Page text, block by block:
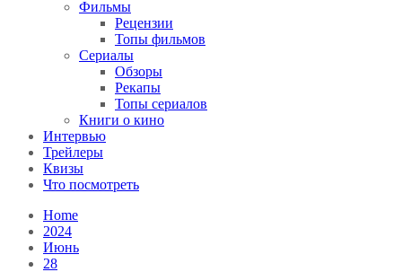
Фильмы
Рецензии
Топы фильмов
Сериалы
Обзоры
Рекапы
Топы сериалов
Книги о кино
Интервью
Трейлеры
Квизы
Что посмотреть
Home
2024
Июнь
28